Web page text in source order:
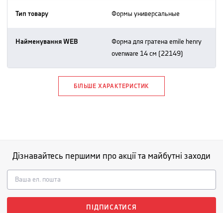
Тип товару формы универсальные
Найменування WEB
форма для гратена emile henry
ovenware 14 см (22149)
БІЛЬШЕ ХАРАКТЕРИСТИК
Дізнавайтесь першими про акції та майбутні заходи
ПІДПИСАТИСЯ